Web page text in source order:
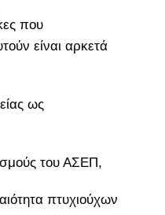
που
είναι αρκετά
ως
του ΑΣΕΠ,
πτυχιούχων